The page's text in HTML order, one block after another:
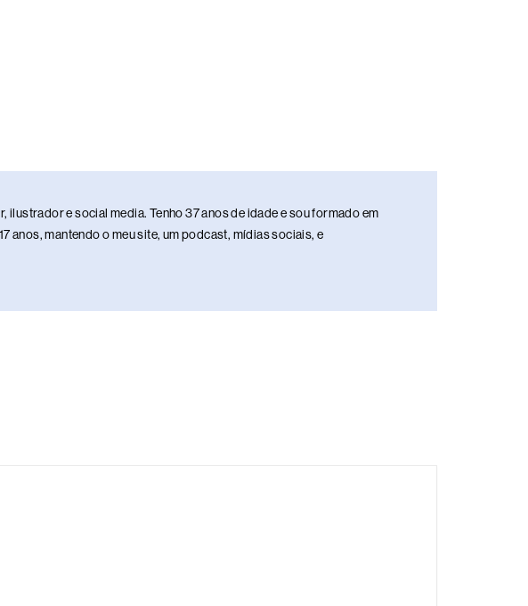
e social media. Tenho 37 anos de idade e sou formado em
anos, mantendo o meu site, um podcast, mídias sociais, e